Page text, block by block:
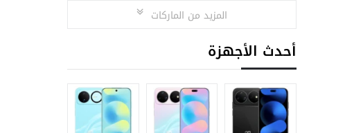
المزيد من الماركات
أحدث الأجهزة